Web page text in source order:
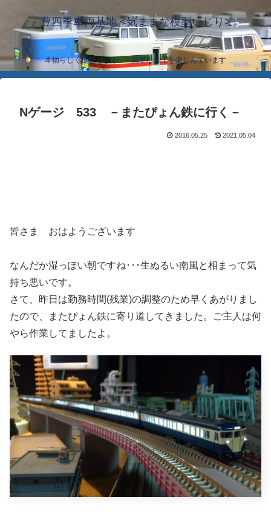
豊四季車両基地 <気ままな模型いじり>
本物らしく模型らしく… 簡単な加工を楽しんでいます
Nゲージ 533 －またぴょん鉄に行く－
2016.05.25 2021.05.04
皆さま おはようございます
なんだか湿っぽい朝ですね･･･生ぬるい南風と相まって気
持ち悪いです。
さて、昨日は勤務時間(残業)の調整のため早くあがりまし
たので、またぴょん鉄に寄り道してきました。ご主人は何
やら作業してましたよ。